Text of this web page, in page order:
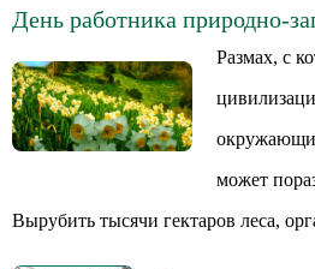
День работника природно-
Размах, с
может
Вырубить тысячи гектаров леса,